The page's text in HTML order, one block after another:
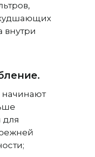
внутри
начинают
для